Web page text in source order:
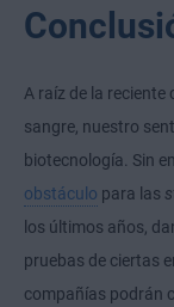
A raíz de la reciente
sangre, nuestro
biotecnología. Sin
obstáculo para las
los últimos años,
pruebas de ciertas
compañías podrán